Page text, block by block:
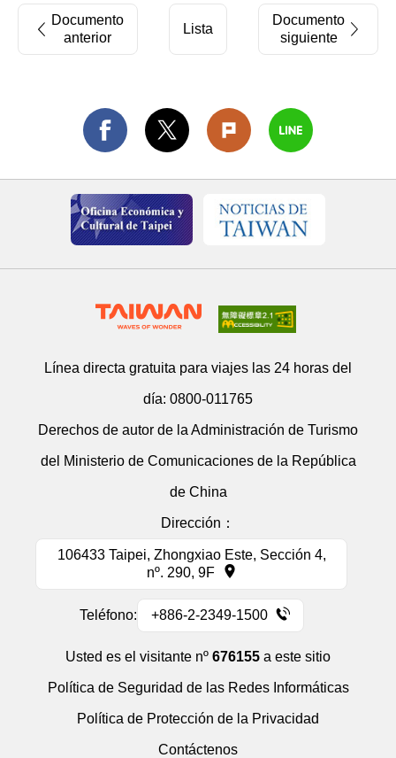
Documento
anterior
Lista
Documento
siguiente
Línea directa gratuita para viajes las 24 horas del
día: 0800-011765
Derechos de autor de la Administración de Turismo
del Ministerio de Comunicaciones de la República
de China
Dirección：
106433 Taipei, Zhongxiao Este, Sección 4,
nº. 290, 9F
Teléfono: +886-2-2349-1500
Usted es el visitante nº 676155 a este sitio
Política de Seguridad de las Redes Informáticas
Política de Protección de la Privacidad
Contáctenos